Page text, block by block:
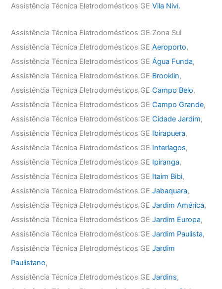
Assistência Técnica Eletrodomésticos GEVila Nivi.
Assistência Técnica Eletrodomésticos GE Zona Sul
Assistência Técnica Eletrodomésticos GEAeroporto,
Assistência Técnica Eletrodomésticos GEÁgua Funda,
Assistência Técnica Eletrodomésticos GE Brooklin,
Assistência Técnica Eletrodomésticos GECampo Belo,
Assistência Técnica Eletrodomésticos GECampo Grande,
Assistência Técnica Eletrodomésticos GECidade Jardim,
Assistência Técnica Eletrodomésticos GE Ibirapuera,
Assistência Técnica Eletrodomésticos GE Interlagos,
Assistência Técnica Eletrodomésticos GE Ipiranga,
Assistência Técnica Eletrodomésticos GE Itaim Bibi,
Assistência Técnica Eletrodomésticos GEJabaquara,
Assistência Técnica Eletrodomésticos GEJardim América,
Assistência Técnica Eletrodomésticos GEJardim Europa,
Assistência Técnica Eletrodomésticos GEJardim Paulista,
Assistência Técnica Eletrodomésticos GEJardim
Paulistano,
Assistência Técnica Eletrodomésticos GEJardins,